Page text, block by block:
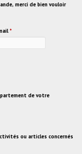
merci de bien vouloir
*
de votre
ou articles concernés